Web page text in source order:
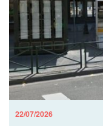
22/07/2026